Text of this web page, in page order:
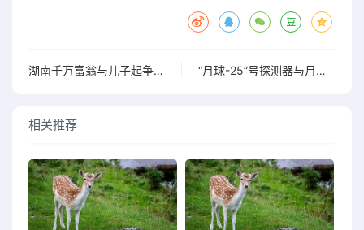
湖南千万富翁与儿子起争执被送进精神病院身亡 “月球-25”号探测器与月球相撞后不复存在
相关推荐